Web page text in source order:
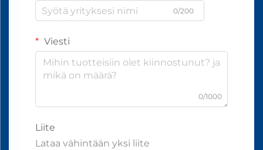
0/200
Viesti
0/1000
Liite
Lataa vähintään yksi liite